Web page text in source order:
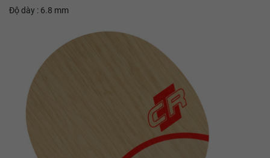
Độ dày : 6.8 mm